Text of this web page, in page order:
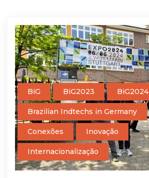
BiG BiG2023 BiG2024
Brazilian Indtechs in Germany
Conexões Inovação
Internacionalização